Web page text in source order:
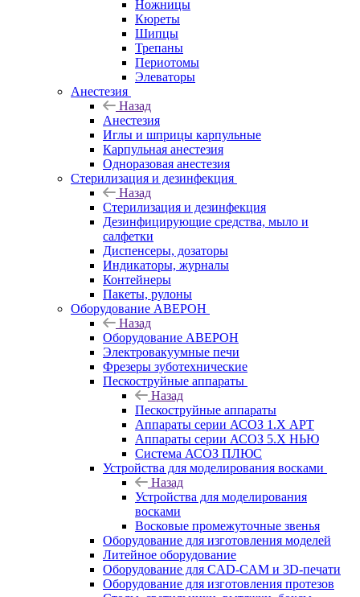
Ножницы
Кюреты
Шипцы
Трепаны
Периотомы
Элеваторы
Анестезия
Назад
Анестезия
Иглы и шприцы карпульные
Карпульная анестезия
Одноразовая анестезия
Стерилизация и дезинфекция
Назад
Стерилизация и дезинфекция
Дезинфицирующие средства, мыло и
салфетки
Диспенсеры, дозаторы
Индикаторы, журналы
Контейнеры
Пакеты, рулоны
Оборудование АВЕРОН
Назад
Оборудование АВЕРОН
Электровакуумные печи
Фрезеры зуботехнические
Пескоструйные аппараты
Назад
Пескоструйные аппараты
Аппараты серии АСОЗ 1.Х АРТ
Аппараты серии АСОЗ 5.Х НЬЮ
Система АСОЗ ПЛЮС
Устройства для моделирования восками
Назад
Устройства для моделирования
восками
Восковые промежуточные звенья
Оборудование для изготовления моделей
Литейное оборудование
Оборудование для CAD-CAM и 3D-печати
Оборудование для изготовления протезов